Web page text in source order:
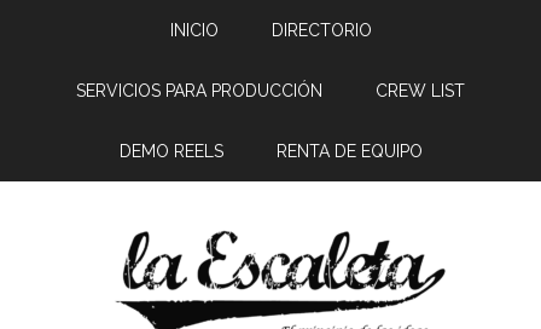
INICIO DIRECTORIO
SERVICIOS PARA PRODUCCIÓN CREW LIST
DEMO REELS RENTA DE EQUIPO